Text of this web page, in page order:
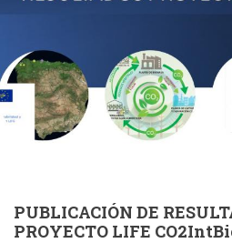
PUBLICACIÓN DE
PROYECTO LIFE